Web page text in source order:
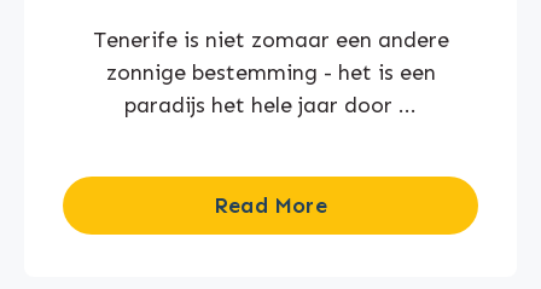
Tenerife is niet zomaar een andere
zonnige bestemming - het is een
paradijs het hele jaar door ...
Read More